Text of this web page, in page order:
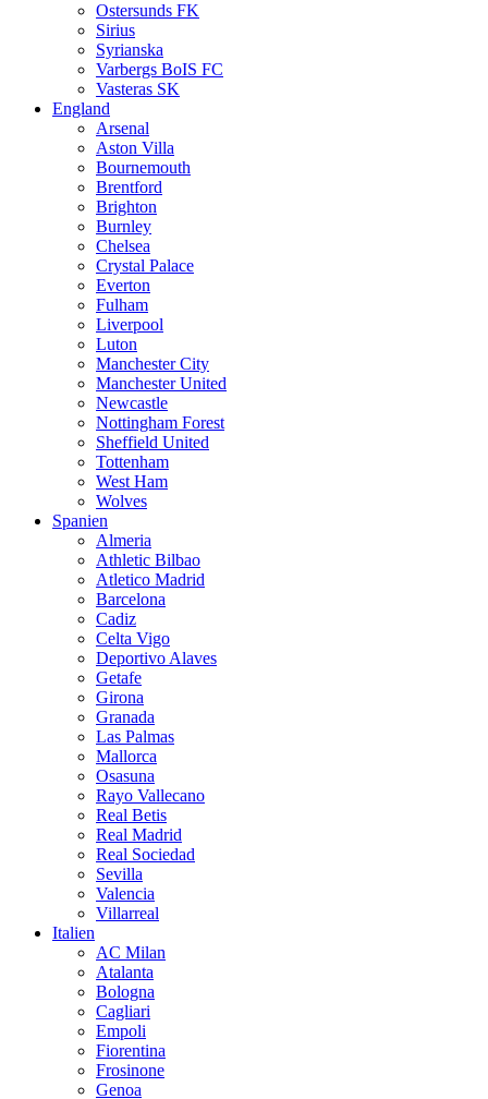
Ostersunds FK
Sirius
Syrianska
Varbergs BoIS FC
Vasteras SK
England
Arsenal
Aston Villa
Bournemouth
Brentford
Brighton
Burnley
Chelsea
Crystal Palace
Everton
Fulham
Liverpool
Luton
Manchester City
Manchester United
Newcastle
Nottingham Forest
Sheffield United
Tottenham
West Ham
Wolves
Spanien
Almeria
Athletic Bilbao
Atletico Madrid
Barcelona
Cadiz
Celta Vigo
Deportivo Alaves
Getafe
Girona
Granada
Las Palmas
Mallorca
Osasuna
Rayo Vallecano
Real Betis
Real Madrid
Real Sociedad
Sevilla
Valencia
Villarreal
Italien
AC Milan
Atalanta
Bologna
Cagliari
Empoli
Fiorentina
Frosinone
Genoa